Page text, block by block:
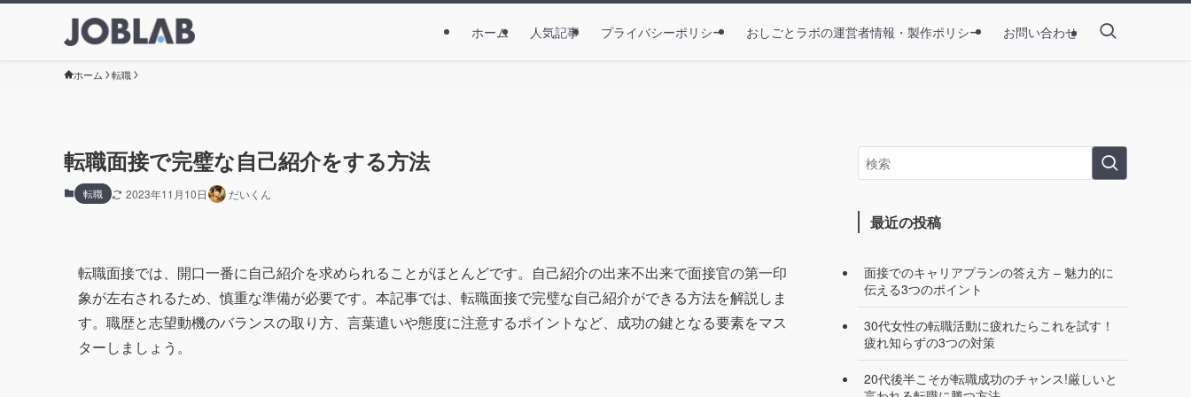
ホーム 人気記事 プライバシーポリシー おしごとラボの運営者情報・製作ポリシー お問い合わせ
ホーム 転職
転職面接で完璧な自己紹介をする方法
転職 2023年11月10日 だいくん
転職面接では、開口一番に自己紹介を求められることがほとんどです。自己紹介の出来不出来で面接官の第一印
象が左右されるため、慎重な準備が必要です。本記事では、転職面接で完璧な自己紹介ができる方法を解説しま
す。職歴と志望動機のバランスの取り方、言葉遣いや態度に注意するポイントなど、成功の鍵となる要素をマス
ターしましょう。
最近の投稿
面接でのキャリアプランの答え方 – 魅力的に
伝える3つのポイント
30代女性の転職活動に疲れたらこれを試す！
疲れ知らずの3つの対策
20代後半こそが転職成功のチャンス!厳しいと